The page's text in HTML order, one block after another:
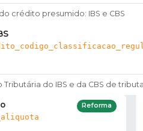
crédito presumido: IBS e CBS
Tributária do IBS e da CBS de
Reforma